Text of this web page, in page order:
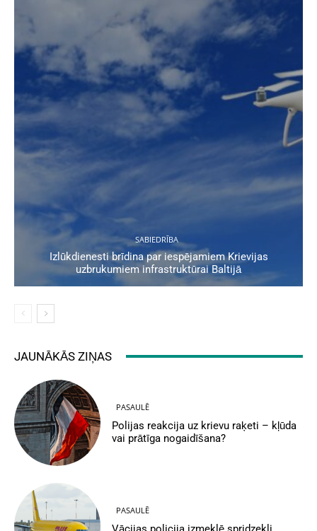
SABIEDRĪBA
Izlūkdienesti brīdina par iespējamiem Krievijas
uzbrukumiem infrastruktūrai Baltijā
JAUNĀKĀS ZIŅAS
PASAULĒ
Polijas reakcija uz krievu raķeti – kļūda
vai prātīga nogaidīšana?
PASAULĒ